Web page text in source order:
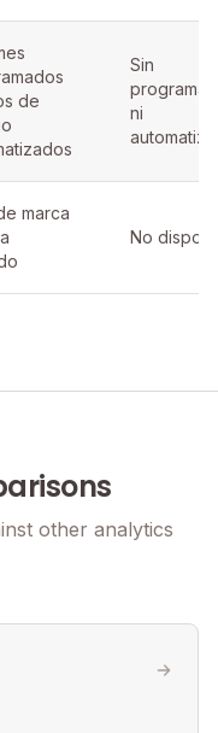
de
Sin
ni
marca
No
other analytics